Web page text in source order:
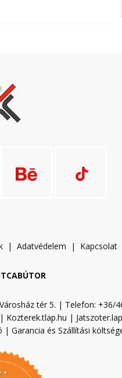
| Adatvédelem | Kapcsolat
tér 5. | Telefon: +36/
| Kozterek.tlap.hu |
| Garancia és Szállítási